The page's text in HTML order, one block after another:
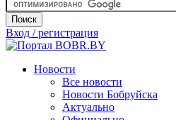
Поиск
Вход / регистрация
Новости
Все новости
Новости Бобруйска
Актуально